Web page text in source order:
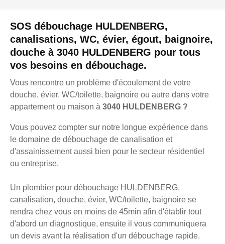
SOS débouchage HULDENBERG,
canalisations, WC, évier, égout, baignoire,
douche à 3040 HULDENBERG pour tous
vos besoins en débouchage.
Vous rencontre un problème d'écoulement de votre
douche, évier, WC/toilette, baignoire ou autre dans votre
appartement ou maison à 3040 HULDENBERG ?
Vous pouvez compter sur notre longue expérience dans
le domaine de débouchage de canalisation et
d'assainissement aussi bien pour le secteur résidentiel
ou entreprise.
Un plombier pour débouchage HULDENBERG,
canalisation, douche, évier, WC/toilette, baignoire se
rendra chez vous en moins de 45min afin d'établir tout
d'abord un diagnostique, ensuite il vous communiquera
un devis avant la réalisation d'un débouchage rapide.